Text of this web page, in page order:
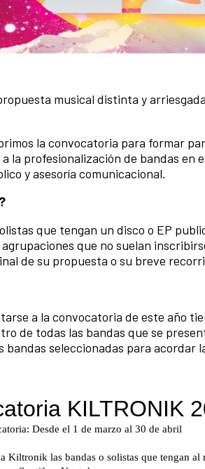
musical distinta y
la convocatoria para formar
la profesionalización de bandas
y asesoría comunicacional.
que tengan un disco o EP
que no suelan
de su propuesta o su breve
a la convocatoria de este año
de todas las bandas que se
bandas seleccionadas para acordar